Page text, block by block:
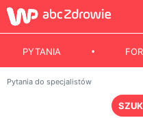
PYTANIA
Pytania do specjalistów